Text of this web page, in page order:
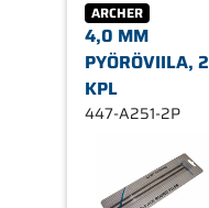
ARCHER
4,0 MM
PYÖRÖVIILA, 2
KPL
447-A251-2P